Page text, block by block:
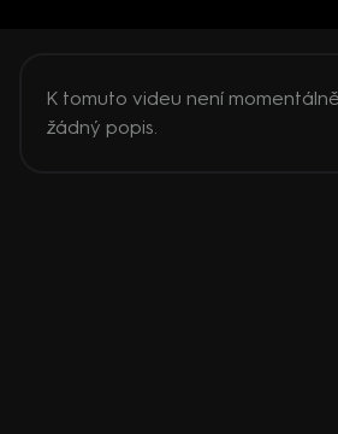
K tomuto videu není
žádný popis.